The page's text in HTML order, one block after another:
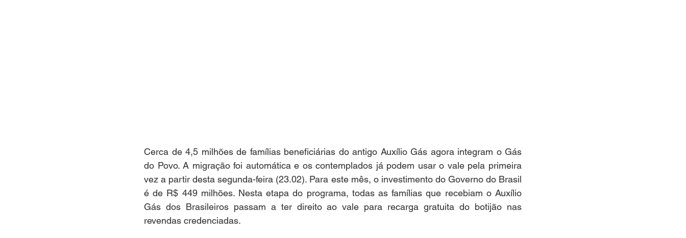
Cerca de 4,5 milhões de famílias beneficiárias do antigo Auxílio Gás agora integram o Gás
do Povo. A migração foi automática e os contemplados já podem usar o vale pela primeira
vez a partir desta segunda-feira (23.02). Para este mês, o investimento do Governo do Brasil
é de R$ 449 milhões. Nesta etapa do programa, todas as famílias que recebiam o Auxílio
Gás dos Brasileiros passam a ter direito ao vale para recarga gratuita do botijão nas
revendas credenciadas.